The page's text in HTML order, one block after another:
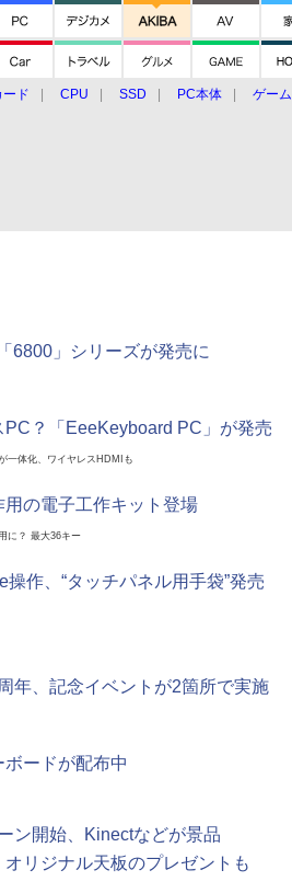
ード CPU SSD PC本体 ゲーム
6800」シリーズが発売に
PC？「EeeKeyboard PC」が発売
一体化、ワイヤレスHDMIも
の電子工作キット登場
に？ 最大36キー
作、“タッチパネル用手袋”発売
年、記念イベントが2箇所で実施
ードが配布中
ン開始、Kinectなどが景品
リジナル天板のプレゼントも